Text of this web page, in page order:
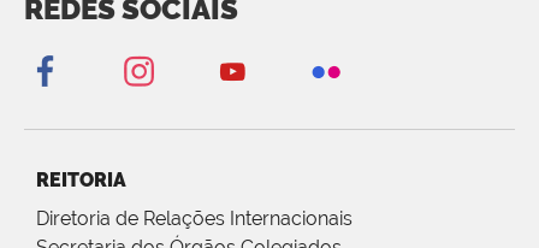
REDES SOCIAIS
REITORIA
Diretoria de Relações Internacionais